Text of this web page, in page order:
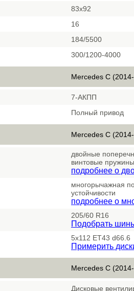
83х92
16
184/5500
300/1200-4000
Mercedes C
7-АКПП
Полный привод
Mercedes C
двойные
винтовые пружины
подробнее о
многорычажная
устойчивости
подробнее о
205/60 R16
Подобрать
5x112 ET43 d66.6
Примерить
Mercedes C
Дисковые